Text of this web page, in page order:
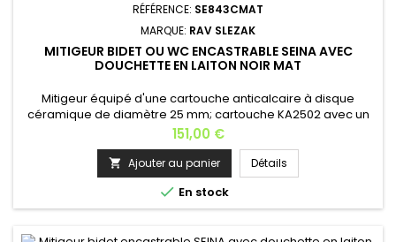
RÉFÉRENCE: SE843CMAT
MARQUE: RAV SLEZAK
MITIGEUR BIDET OU WC ENCASTRABLE SEINA AVEC
DOUCHETTE EN LAITON NOIR MAT
Mitigeur équipé d'une cartouche anticalcaire à disque
céramique de diamètre 25 mm; cartouche KA2502 avec un
aérateur en caoutchouc qui empêche le dépôt du
calcaire.Matière: laiton Finition: noir mat .5: pas 150
mm Cartouche: KA2502 , 25 mm Profondeur: 15 cm Largeur: 7
cm Hauteur: 15 cm Longueur du flexible: 100 cm Poids: 1,5
kg Installation: à encastrer...
Prix
151,00 €
 Ajouter au panier Détails
 En stock